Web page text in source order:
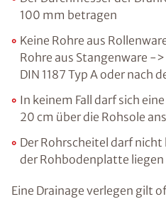
100 mm betragen
Keine Rohre aus
Rohre aus Stangenware -
DIN 1187 Typ A oder nach
In keinem Fall darf sich
20 cm über die Rohsole
Der Rohrscheitel darf
der Rohbodenplatte liegen
Eine Drainage verlegen gilt